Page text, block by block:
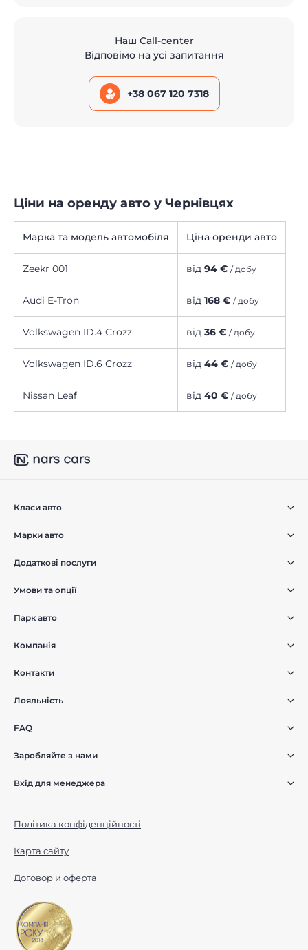
Наш Call-center
Відповімо на усі запитання
+38 067 120 7318
Ціни на оренду авто у Чернівцях
Марка та модель автомобіля Ціна оренди авто
Zeekr 001 від 94 € / добу
Audi E-Tron від 168 € / добу
Volkswagen ID.4 Crozz від 36 € / добу
Volkswagen ID.6 Crozz від 44 € / добу
Nissan Leaf від 40 € / добу
Класи авто
Марки авто
Додаткові послуги
Умови та опції
Парк авто
Компанія
Контакти
Лояльність
FAQ
Заробляйте з нами
Вхід для менеджера
Політика конфіденційності
Карта сайту
Договор и оферта